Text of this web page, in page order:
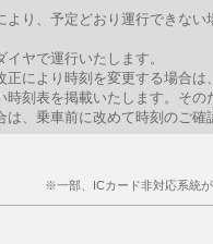
り、予定どおり運行できない
ヤで運行いたします。
正により時刻を変更する場合は
時刻表を掲載いたします。その
は、乗車前に改めて時刻のご確
※一部、ICカード非対応系統が